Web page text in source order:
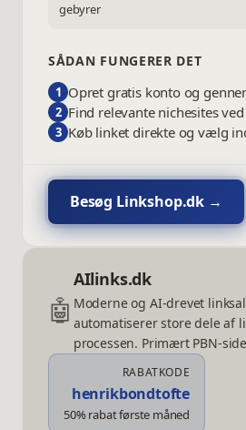
gebyrer
SÅDAN FUNGERER DET
1 Opret gratis konto og
2 Find relevante nichesites
3 Køb linket direkte og vælg
Besøg Linkshop.dk →
🤖
AIlinks.dk
Moderne og AI-drevet
automatiserer store dele af
processen. Primært PBN-
RABATKODE
henrikbondtofte
50% rabat første måned